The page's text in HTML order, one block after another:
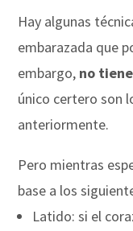
Hay algunas
embarazada que
embargo, no
único certero son
anteriormente.
Pero mientras
base a los
Latido: si el